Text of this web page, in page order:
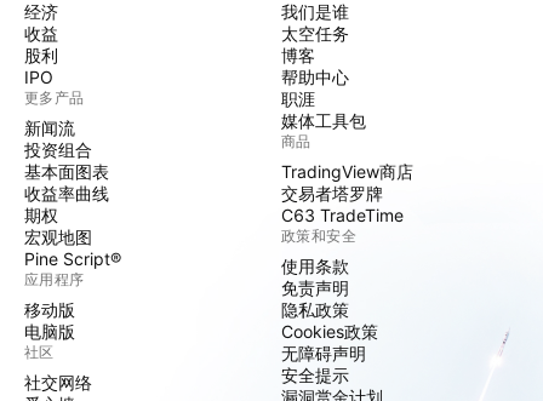
经济
收益
股利
IPO
更多产品
新闻流
投资组合
基本面图表
收益率曲线
期权
宏观地图
Pine Script®
应用程序
移动版
电脑版
社区
社交网络
我们是谁
太空任务
博客
帮助中心
职涯
媒体工具包
商品
TradingView商店
交易者塔罗牌
C63 TradeTime
政策和安全
使用条款
免责声明
隐私政策
Cookies政策
无障碍声明
安全提示
漏洞赏金计划